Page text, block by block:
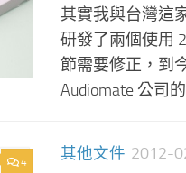
其實我與台灣這
研發了兩個使用
節需要修正，到
Audiomate 公司
4 其他文件 2012-